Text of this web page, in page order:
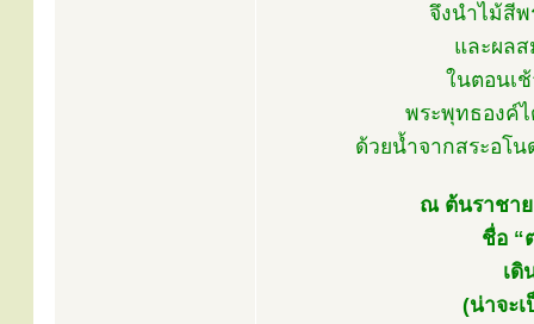
จึงนำไม้สีพ
และผล
ในตอนเ
พระพุทธองค์
ด้วยน้ำจากสระอโ
ณ ต้นราชา
ชื่อ “
เดิ
(น่าจะ